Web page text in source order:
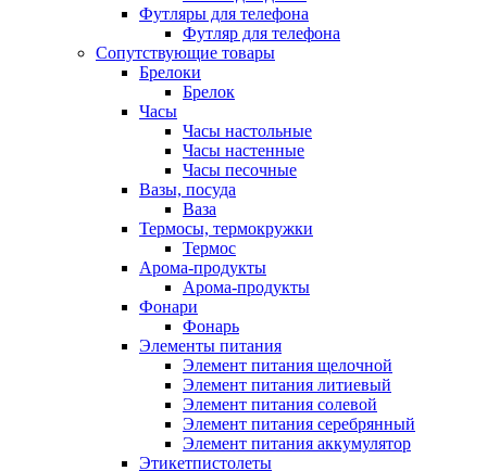
Футляры для телефона
Футляр для телефона
Сопутствующие товары
Брелоки
Брелок
Часы
Часы настольные
Часы настенные
Часы песочные
Вазы, посуда
Ваза
Термосы, термокружки
Термос
Арома-продукты
Арома-продукты
Фонари
Фонарь
Элементы питания
Элемент питания щелочной
Элемент питания литиевый
Элемент питания солевой
Элемент питания серебрянный
Элемент питания аккумулятор
Этикетпистолеты